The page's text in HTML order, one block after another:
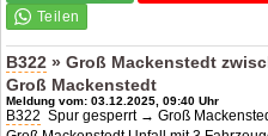
B322 » Groß Mackenstedt
Groß Mackenstedt
Meldung vom: 03.12.2025, 09:40 Uhr
B322 Spur gesperrt → Groß